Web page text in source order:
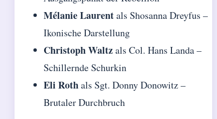
Mélanie Laurentals Shosanna Dreyfus –
Ikonische Darstellung
Christoph Waltzals Col. Hans Landa –
Schillernde Schurkin
Eli Rothals Sgt. Donny Donowitz –
Brutaler Durchbruch